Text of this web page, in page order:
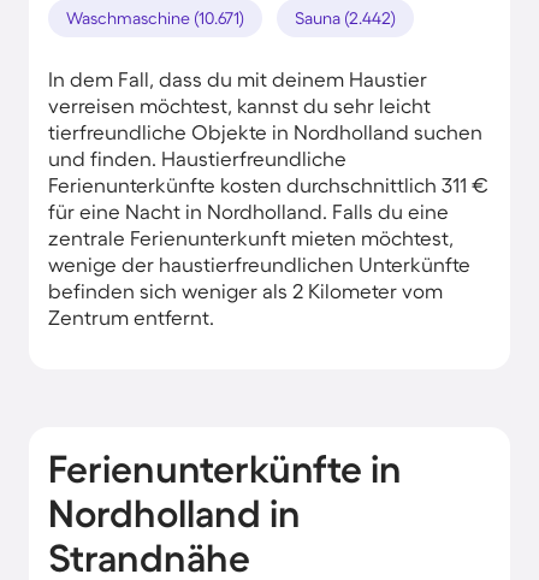
Waschmaschine (10.671) Sauna (2.442)
In dem Fall, dass du mit deinem Haustier
verreisen möchtest, kannst du sehr leicht
tierfreundliche Objekte in Nordholland suchen
und finden. Haustierfreundliche
Ferienunterkünfte kosten durchschnittlich 311 €
für eine Nacht in Nordholland. Falls du eine
zentrale Ferienunterkunft mieten möchtest,
wenige der haustierfreundlichen Unterkünfte
befinden sich weniger als 2 Kilometer vom
Zentrum entfernt.
Ferienunterkünfte in
Nordholland in
Strandnähe